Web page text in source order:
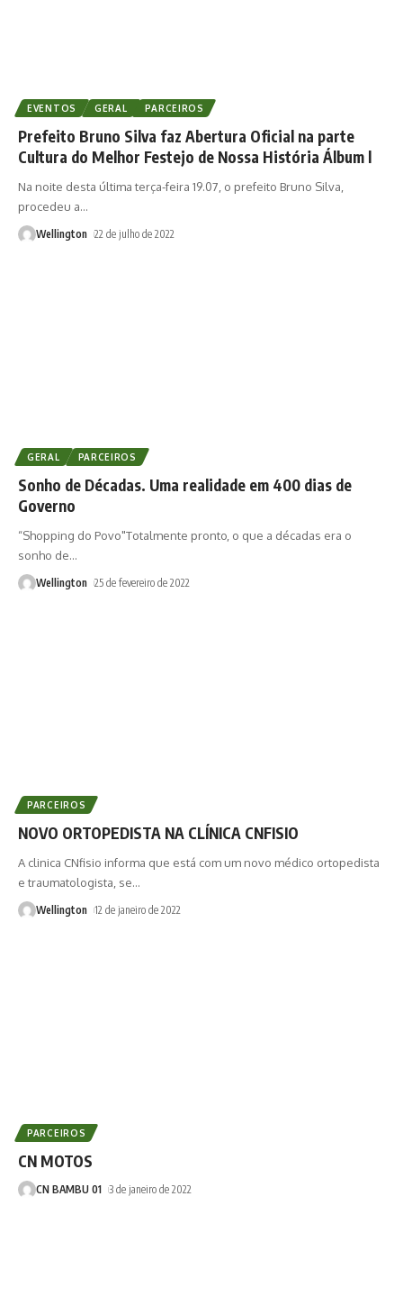
EVENTOS GERAL PARCEIROS
Prefeito Bruno Silva faz Abertura Oficial na parte
Cultura do Melhor Festejo de Nossa História Álbum l
Na noite desta última terça-feira 19.07, o prefeito Bruno Silva,
procedeu a…
Wellington 22 de julho de 2022
GERAL PARCEIROS
Sonho de Décadas. Uma realidade em 400 dias de
Governo
“Shopping do Povo"Totalmente pronto, o que a décadas era o
sonho de…
Wellington 25 de fevereiro de 2022
PARCEIROS
NOVO ORTOPEDISTA NA CLÍNICA CNFISIO
A clinica CNfisio informa que está com um novo médico ortopedista
e traumatologista, se…
Wellington 12 de janeiro de 2022
PARCEIROS
CN MOTOS
CN BAMBU 01 3 de janeiro de 2022